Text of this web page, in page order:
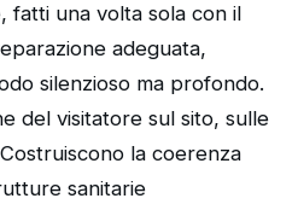
fatti una volta sola con il
adeguata,
silenzioso ma profondo.
del visitatore sul sito, sulle
la coerenza
sanitarie